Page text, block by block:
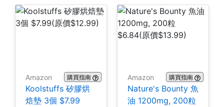
Amazon 購買指南
Koolstuffs 矽膠烘
焙墊 3個 $7.99
Amazon 購買指南
Nature's Bounty 魚
油 1200mg, 200粒